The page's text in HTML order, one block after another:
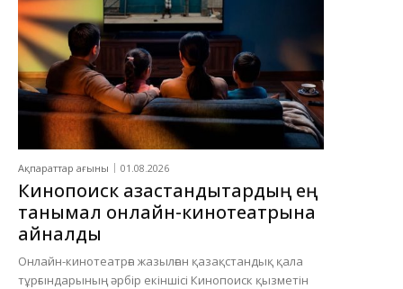
Ақпараттар ағыны 01.08.2026
Кинопоиск қазақстандықтардың ең
танымал онлайн-кинотеатрына
айналды
Онлайн-кинотеатрға жазылған қазақстандық қала
тұрғындарының әрбір екіншісі Кинопоиск қызметін